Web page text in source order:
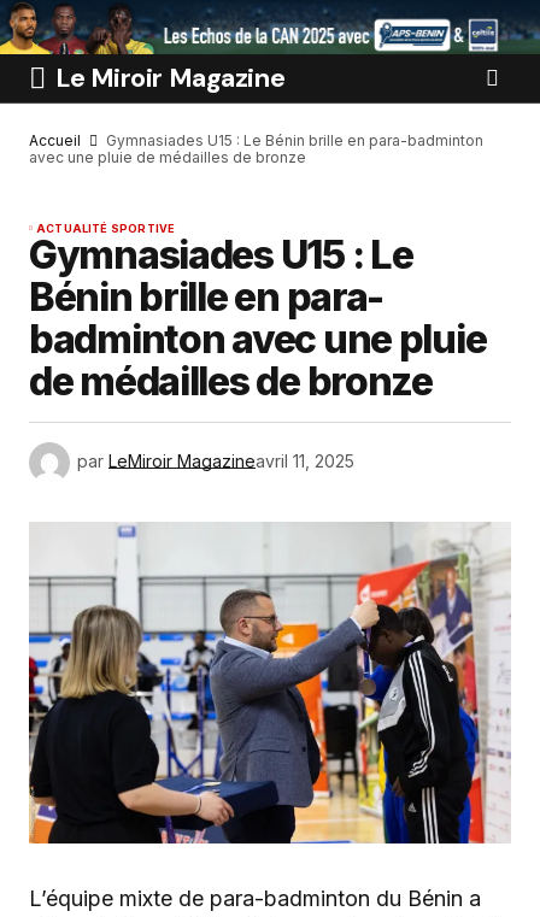
Le Miroir Magazine
Accueil
Gymnasiades U15 : Le Bénin brille en para-badminton
avec une pluie de médailles de bronze
ACTUALITÉ SPORTIVE
Gymnasiades U15 : Le
Bénin brille en para-
badminton avec une pluie
de médailles de bronze
par LeMiroir Magazineavril 11, 2025
L’équipe mixte de para-badminton du Bénin a